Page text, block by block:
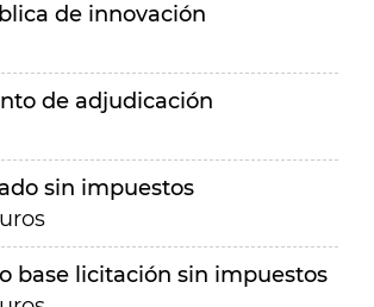
de innovación
de adjudicación
sin impuestos
base licitación sin impuestos